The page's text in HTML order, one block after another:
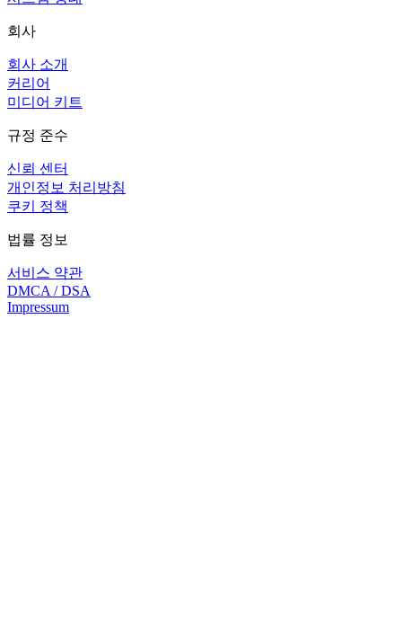
회사
회사 소개
커리어
미디어 키트
규정 준수
신뢰 센터
개인정보 처리방침
쿠키 정책
법률 정보
서비스 약관
DMCA / DSA
Impressum